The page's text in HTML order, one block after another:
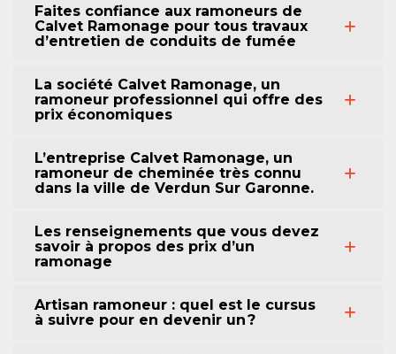
Faites confiance aux ramoneurs de
Calvet Ramonage pour tous travaux
d’entretien de conduits de fumée
La société Calvet Ramonage, un
ramoneur professionnel qui offre des
prix économiques
L’entreprise Calvet Ramonage, un
ramoneur de cheminée très connu
dans la ville de Verdun Sur Garonne.
Les renseignements que vous devez
savoir à propos des prix d’un
ramonage
Artisan ramoneur : quel est le cursus
à suivre pour en devenir un ?